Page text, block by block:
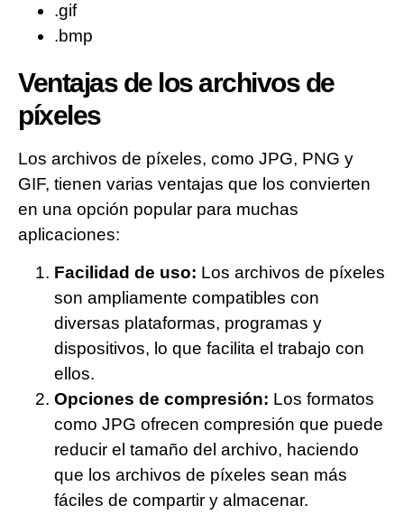
.gif
.bmp
Ventajas de los archivos de
píxeles
Los archivos de píxeles, como JPG, PNG y
GIF, tienen varias ventajas que los convierten
en una opción popular para muchas
aplicaciones:
Facilidad de uso: Los archivos de píxeles
son ampliamente compatibles con
diversas plataformas, programas y
dispositivos, lo que facilita el trabajo con
ellos.
Opciones de compresión: Los formatos
como JPG ofrecen compresión que puede
reducir el tamaño del archivo, haciendo
que los archivos de píxeles sean más
fáciles de compartir y almacenar.